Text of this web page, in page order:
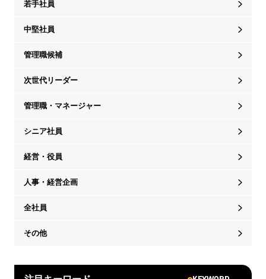
若手社員
中堅社員
管理職候補
次世代リーダー
管理職・マネージャー
シニア社員
経営・役員
人事・経営企画
全社員
その他